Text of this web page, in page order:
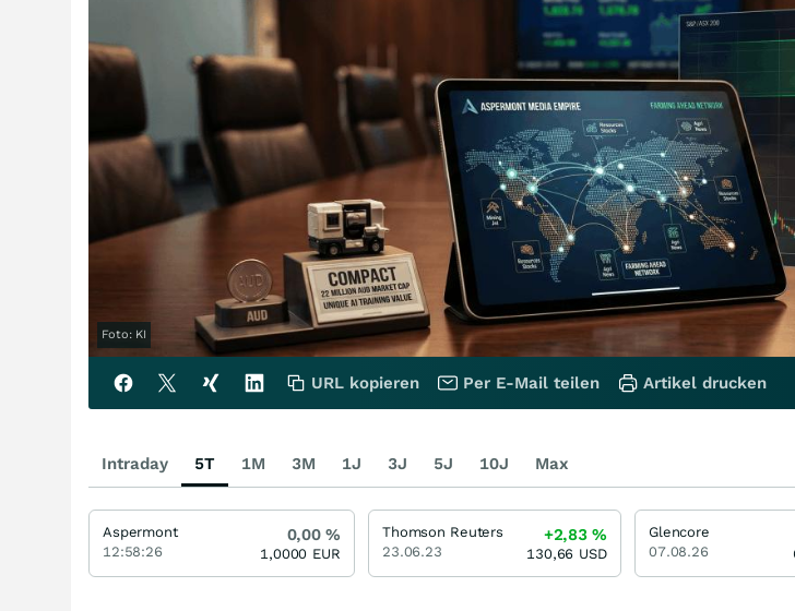
Foto: KI
URL kopieren Per E-Mail teilen Artikel drucken
Intraday 5T 1M 3M 1J 3J 5J 10J Max
Aspermont
12:58:26
0,00%
1,0000 EUR
Thomson Reuters
23.06.23
+2,83%
130,66 USD
Glencore
07.08.26